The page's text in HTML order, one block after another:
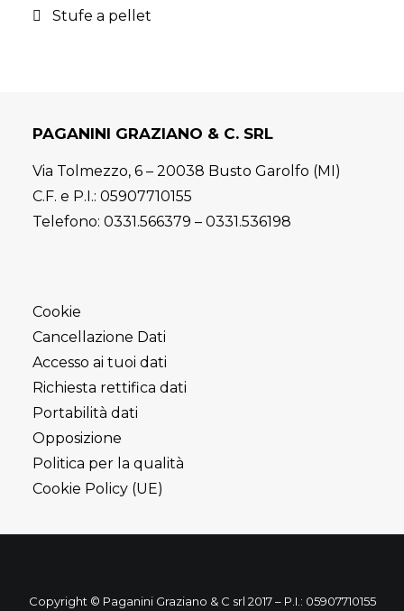
Stufe a pellet
PAGANINI GRAZIANO & C. SRL
Via Tolmezzo, 6 – 20038 Busto Garolfo (MI)
C.F. e P.I.: 05907710155
Telefono: 0331.566379 – 0331.536198
Cookie
Cancellazione Dati
Accesso ai tuoi dati
Richiesta rettifica dati
Portabilità dati
Opposizione
Politica per la qualità
Cookie Policy (UE)
Copyright © Paganini Graziano & C srl 2017 – P.I.: 05907710155